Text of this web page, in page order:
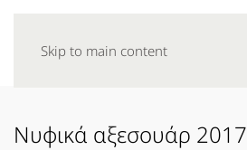
Skip to main content
Νυφικά αξεσουάρ 2017